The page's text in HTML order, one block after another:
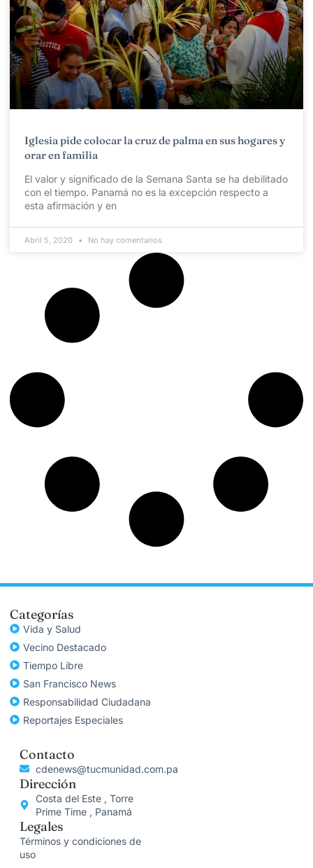
Iglesia pide colocar la cruz de palma en sus hogares y
orar en familia
El valor y significado de la Semana Santa se ha debilitado
con el tiempo. Panamá no es la excepción respecto a
esta afirmación y en
Abril 5, 2020 No hay comentarios
Categorías
Vida y Salud
Vecino Destacado
Tiempo Libre
San Francisco News
Responsabilidad Ciudadana
Reportajes Especiales
Contacto
cdenews@tucmunidad.com.pa
Dirección
Costa del Este , Torre
Prime Time , Panamá
Legales
Términos y condiciones de
uso